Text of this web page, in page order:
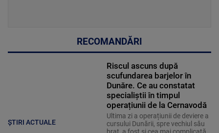
RECOMANDĂRI
ȘTIRI ACTUALE
Riscul ascuns după
scufundarea barjelor în
Dunăre. Ce au constatat
specialiștii în timpul
operațiunii de la Cernavodă
Ultima zi a operațiunii de deviere a
cursului Dunării, spre vechiul său
braț, a fost și cea mai complicată.